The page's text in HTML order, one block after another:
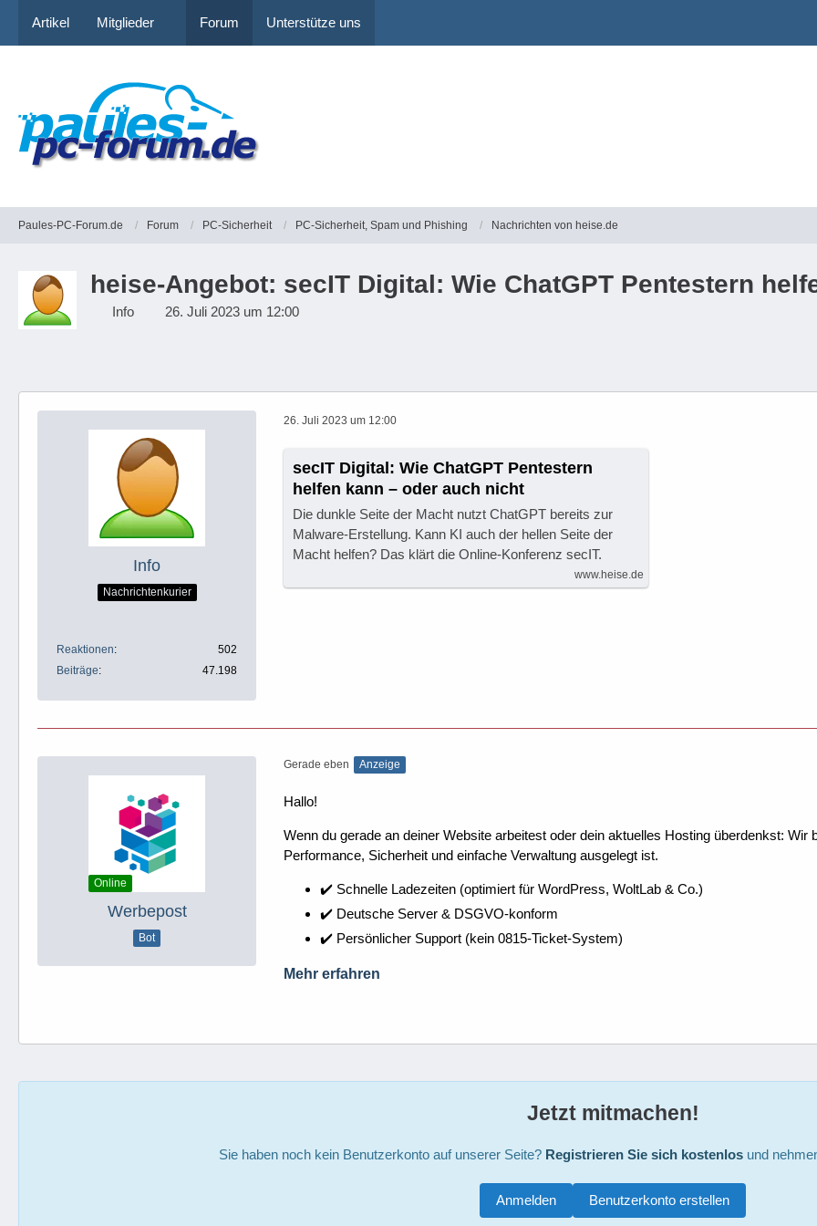
Artikel Mitglieder Forum Unterstütze uns
Paules-PC-Forum.de Forum PC-Sicherheit PC-Sicherheit, Spam und Phishing Nachrichten von heise.de
heise-Angebot: secIT Digital: Wie ChatGPT Pentestern
Info 26. Juli 2023 um 12:00
Info
Nachrichtenkurier
Reaktionen
502
Beiträge
47.198
26. Juli 2023 um 12:00
secIT Digital: Wie ChatGPT Pentestern
helfen kann – oder auch nicht
Die dunkle Seite der Macht nutzt ChatGPT bereits zur
Malware-Erstellung. Kann KI auch der hellen Seite der
Macht helfen? Das klärt die Online-Konferenz secIT.
www.heise.de
Online
Werbepost
Bot
Gerade eben Anzeige
Hallo!
Wenn du gerade an deiner Website arbeitest oder dein aktuelles Hosting überdenkst:
Performance, Sicherheit und einfache Verwaltung ausgelegt ist.
✔️ Schnelle Ladezeiten (optimiert für WordPress, WoltLab & Co.)
✔️ Deutsche Server & DSGVO-konform
✔️ Persönlicher Support (kein 0815-Ticket-System)
Mehr erfahren
Jetzt mitmachen!
Sie haben noch kein Benutzerkonto auf unserer Seite? Registrieren Sie sich kostenlosund
Benutzerkonto erstellen
Anmelden